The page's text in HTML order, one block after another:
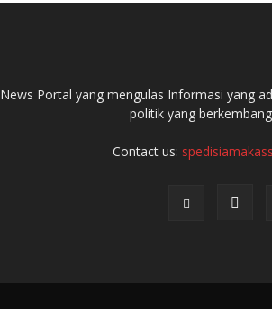
Portal yang mengulas Informasi yang
politik yang
Contact us: